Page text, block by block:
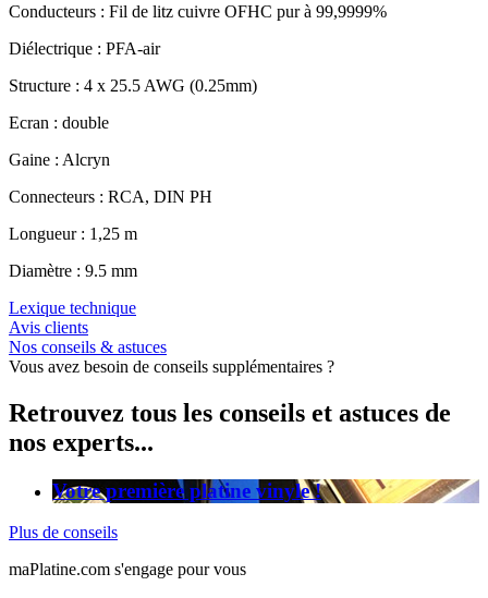
Conducteurs : Fil de litz cuivre OFHC pur à 99,9999%
Diélectrique : PFA-air
Structure : 4 x 25.5 AWG (0.25mm)
Ecran : double
Gaine : Alcryn
Connecteurs : RCA, DIN PH
Longueur : 1,25 m
Diamètre : 9.5 mm
Lexique technique
Avis clients
Nos conseils & astuces
Vous avez besoin de conseils supplémentaires ?
Retrouvez tous les conseils et astuces de
nos experts...
Votre première platine vinyle !
Plus de conseils
maPlatine.com s'engage pour vous